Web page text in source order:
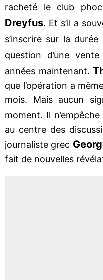
racheté le club
Dreyfus. Et s’il a
s’inscrire sur la durée
question d’une vente
années maintenant.
que l’opération a
mois. Mais aucun
moment. Il
au centre des
journaliste grec
fait de nouvelles